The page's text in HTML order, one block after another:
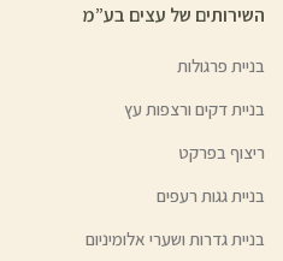
השירותים של עצים בע”מ
בניית פרגולות
בניית דקים ורצפות עץ
ריצוף בפרקט
בניית גגות רעפים
בניית גדרות ושערי אלומיניום